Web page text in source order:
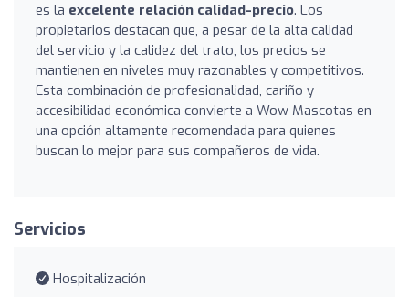
es la excelente relación calidad-precio. Los
propietarios destacan que, a pesar de la alta calidad
del servicio y la calidez del trato, los precios se
mantienen en niveles muy razonables y competitivos.
Esta combinación de profesionalidad, cariño y
accesibilidad económica convierte a Wow Mascotas en
una opción altamente recomendada para quienes
buscan lo mejor para sus compañeros de vida.
Servicios
Hospitalización